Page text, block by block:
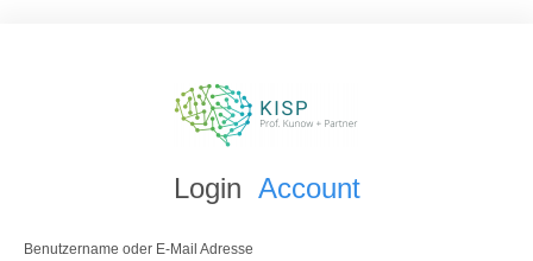
Login Account
Benutzername oder E-Mail Adresse